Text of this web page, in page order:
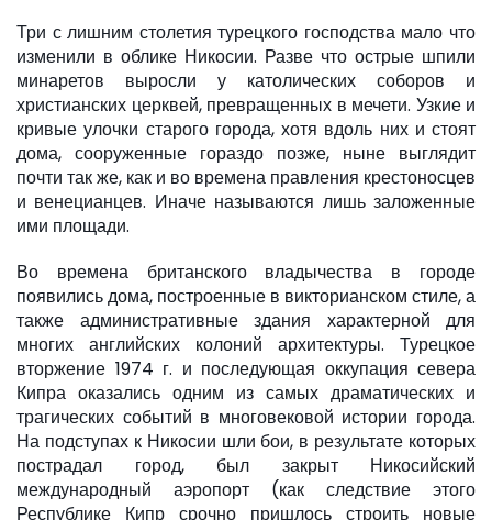
Три с лишним столетия турецкого господства мало что
изменили в облике Никосии. Разве что острые шпили
минаретов выросли у католических соборов и
христианских церквей, превращенных в мечети. Узкие и
кривые улочки старого города, хотя вдоль них и стоят
дома, сооруженные гораздо позже, ныне выглядит
почти так же, как и во времена правления крестоносцев
и венецианцев. Иначе называются лишь заложенные
ими площади.
Во времена британского владычества в городе
появились дома, построенные в викторианском стиле, а
также административные здания характерной для
многих английских колоний архитектуры. Турецкое
вторжение 1974 г. и последующая оккупация севера
Кипра оказались одним из самых драматических и
трагических событий в многовековой истории города.
На подступах к Никосии шли бои, в результате которых
пострадал город, был закрыт Никосийский
международный аэропорт (как следствие этого
Республике Кипр срочно пришлось строить новые